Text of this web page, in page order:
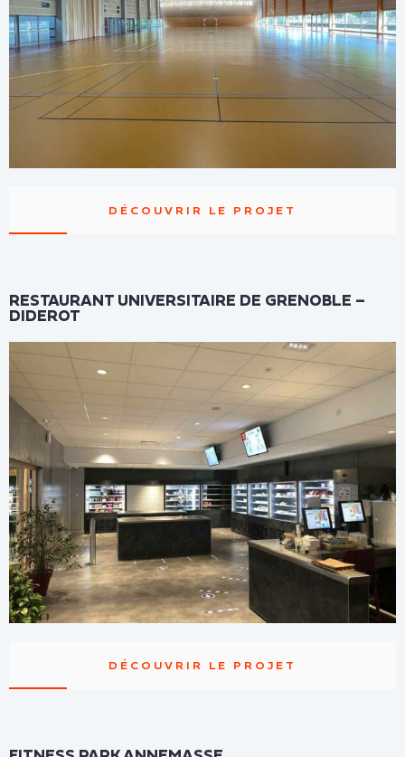
DÉCOUVRIR LE PROJET
RESTAURANT UNIVERSITAIRE DE GRENOBLE –
DIDEROT
DÉCOUVRIR LE PROJET